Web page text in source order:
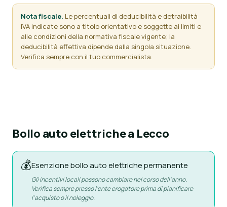
Nota fiscale. Le percentuali di deducibilità e detraibilità
IVA indicate sono a titolo orientativo e soggette ai limiti e
alle condizioni della normativa fiscale vigente; la
deducibilità effettiva dipende dalla singola situazione.
Verifica sempre con il tuo commercialista.
Bollo auto elettriche a Lecco
💰Esenzione bollo auto elettriche permanente
Gli incentivi locali possono cambiare nel corso dell'anno.
Verifica sempre presso l'ente erogatore prima di pianificare
l'acquisto o il noleggio.